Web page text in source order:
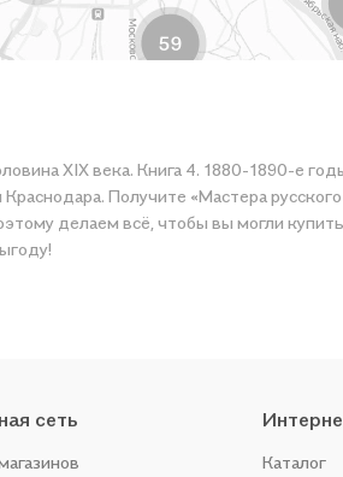
XIX века. Книга 4. 1880-1890-е
Получите «Мастера
понравившуюся историю по приятной цене. Например,
сеть
Каталог